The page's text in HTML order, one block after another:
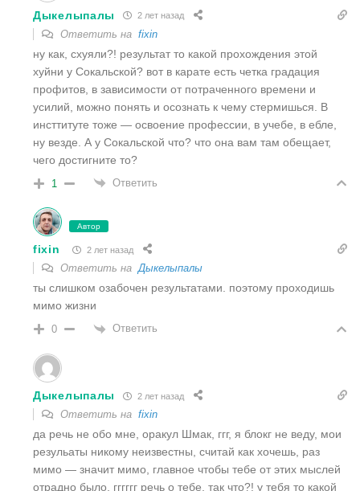
Дыкелыпалы 2 лет назад
Ответить на fixin
ну как, схуяли?! результат то какой прохождения этой
хуйни у Сокальской? вот в карате есть четка градация
профитов, в зависимости от потраченного времени и
усилий, можно понять и осознать к чему стермишься. В
инсттитуте тоже — освоение профессии, в учебе, в ебле,
ну везде. А у Сокальской что? что она вам там обещает,
чего достигните то?
1 Ответить
Автор
fixin 2 лет назад
Ответить наДыкелыпалы
ты слишком озабочен результатами. поэтому проходишь
мимо жизни
0 Ответить
Дыкелыпалы 2 лет назад
Ответить на fixin
да речь не обо мне, оракул Шмак, ггг, я блокг не веду, мои
резульаты никому неизвестны, считай как хочешь, раз
мимо — значит мимо, главное чтобы тебе от этих мыслей
отрадно было, гггггг речь о тебе, так что?! у тебя то какой